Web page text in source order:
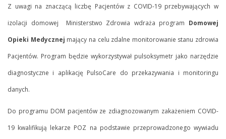
Z uwagi na znaczącą liczbę Pacjentów z COVID-19 przebywających w
izolacji domowej Ministerstwo Zdrowia wdraża program Domowej
Opieki Medycznej mający na celu zdalne monitorowanie stanu zdrowia
Pacjentów. Program będzie wykorzystywał pulsoksymetr jako narzędzie
diagnostyczne i aplikację PulsoCare do przekazywania i monitoringu
danych.
Do programu DOM pacjentów ze zdiagnozowanym zakażeniem COVID-
19 kwalifikują lekarze POZ na podstawie przeprowadzonego wywiadu